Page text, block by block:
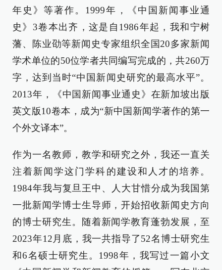
年史》等著作。1999年，《中国新闻事业通
史》3卷本出齐，这是自1986年起，我和宁树
藩、陈业劭等新闻史专家组织全国20多家新闻
学术单位的50位学者共同编写完成的，共260万
字，达到当时“中国新闻史研究的最高水平”。
2013年，《中国新闻事业通史》在新加坡出版
英文版10卷本，成为“新中国新闻学著作的第一
个外文译本”。
作为一名教师，教学和研究之外，我还一直关
注着新闻学这门学科的建设和人才的培养。
1984年我与复旦王中、人大甘惜分成为我国第
一批新闻学博士生导师，开始招收新闻史方向
的博士研究生。随着新闻学教育蓬勃发展，至
2023年12月底，我一共指导了52名博士研究生
和6名硕士研究生。1998年，我写过一篇小文